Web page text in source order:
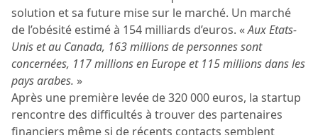
solution et sa future mise sur le marché. Un marché
de l’obésité estimé à 154 milliards d’euros. «Aux Etats-
Unis et au Canada, 163 millions de personnes sont
concernées, 117 millions en Europe et 115 millions dans les
pays arabes. »
Après une première levée de 320 000 euros, la startup
rencontre des difficultés à trouver des partenaires
financiers même si de récents contacts semblent